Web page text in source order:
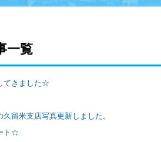
一覧
てきました☆
久留米支店写真更新しました。
ト☆